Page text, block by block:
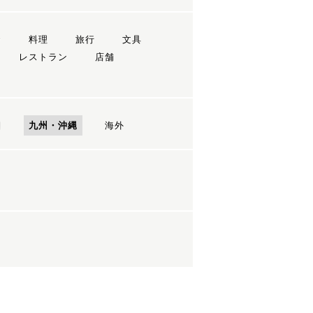
料理 旅行
文具
レストラン
店舗
九州・沖縄 海外